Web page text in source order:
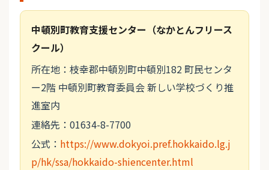
中頓別町教育支援センター（なかとんフリース
クール）
所在地：枝幸郡中頓別町中頓別182 町民センタ
ー2階 中頓別町教育委員会 新しい学校づくり推
進室内
連絡先：01634-8-7700
公式： https://www.dokyoi.pref.hokkaido.lg.j
p/hk/ssa/hokkaido-shiencenter.html